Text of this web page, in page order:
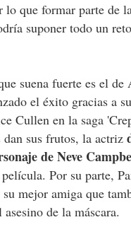
que formar parte de
suponer todo un
suena fuerte es el de
el éxito gracias a
Cullen en la saga
dan sus frutos, la actriz
de Neve
Por su parte,
mejor amiga que
de la máscara.